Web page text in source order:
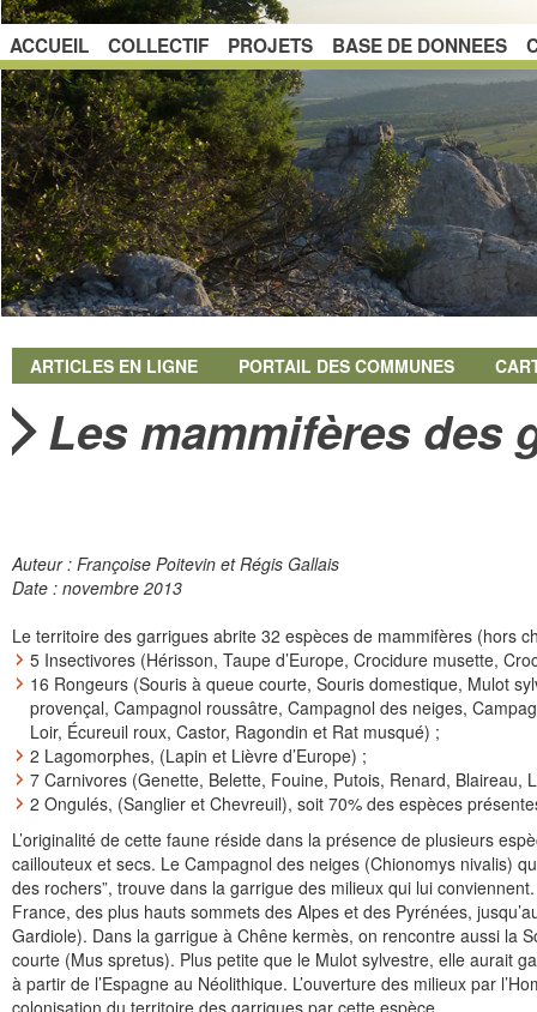
ACCUEIL COLLECTIF PROJETS BASE DE DONNEES
ARTICLES EN LIGNE PORTAIL DES COMMUNES
Les mammifères des
Auteur : Françoise Poitevin et Régis Gallais
Date : novembre 2013
Le territoire des garrigues abrite 32 espèces de mammifères (hors
5 Insectivores (Hérisson, Taupe d’Europe, Crocidure musette,
16 Rongeurs (Souris à queue courte, Souris domestique, Mulot
provençal, Campagnol roussâtre, Campagnol des neiges,
Loir, Écureuil roux, Castor, Ragondin et Rat musqué) ;
2 Lagomorphes, (Lapin et Lièvre d’Europe) ;
7 Carnivores (Genette, Belette, Fouine, Putois, Renard, Blaireau,
2 Ongulés, (Sanglier et Chevreuil), soit 70% des espèces
L’originalité de cette faune réside dans la présence de plusieurs
caillouteux et secs. Le Campagnol des neiges (Chionomys nivalis)
des rochers”, trouve dans la garrigue des milieux qui lui
France, des plus hauts sommets des Alpes et des Pyrénées,
Gardiole). Dans la garrigue à Chêne kermès, on rencontre aussi la
courte (Mus spretus). Plus petite que le Mulot sylvestre, elle aurait
à partir de l’Espagne au Néolithique. L’ouverture des milieux par
colonisation du territoire des garrigues par cette espèce.